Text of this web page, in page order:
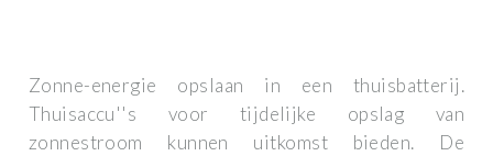
Zonne-energie opslaan in een thuisbatterij.
Thuisaccu''s voor tijdelijke opslag van
zonnestroom kunnen uitkomst bieden. De